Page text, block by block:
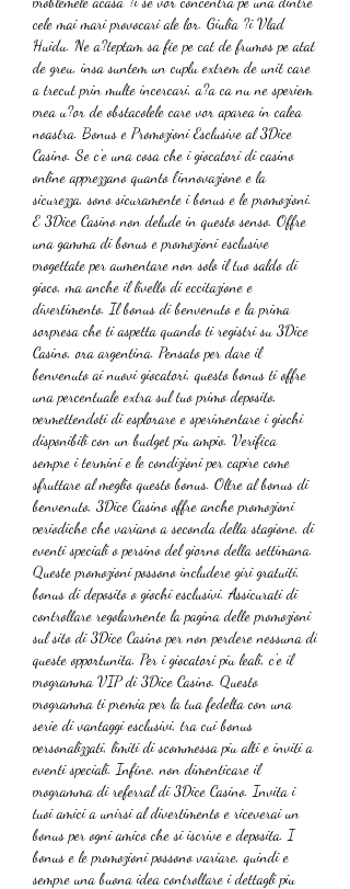
cele mai mari provocari ale lor. Giulia ?i Vlad
Huidu. Ne a?teptam sa fie pe cat de frumos pe atat
de greu, insa suntem un cuplu extrem de unit care
a trecut prin multe incercari, a?a ca nu ne speriem
prea u?or de obstacolele care vor aparea in calea
noastra. Bonus e Promozioni Esclusive al 3Dice
Casino. Se c'e una cosa che i giocatori di casino
online apprezzano quanto l'innovazione e la
sicurezza, sono sicuramente i bonus e le promozioni.
E 3Dice Casino non delude in questo senso. Offre
una gamma di bonus e promozioni esclusive
progettate per aumentare non solo il tuo saldo di
gioco, ma anche il livello di eccitazione e
divertimento. Il bonus di benvenuto e la prima
sorpresa che ti aspetta quando ti registri su 3Dice
Casino, ora argentina. Pensato per dare il
benvenuto ai nuovi giocatori, questo bonus ti offre
una percentuale extra sul tuo primo deposito,
permettendoti di esplorare e sperimentare i giochi
disponibili con un budget piu ampio. Verifica
sempre i termini e le condizioni per capire come
sfruttare al meglio questo bonus. Oltre al bonus di
benvenuto, 3Dice Casino offre anche promozioni
periodiche che variano a seconda della stagione, di
eventi speciali o persino del giorno della settimana.
Queste promozioni possono includere giri gratuiti,
bonus di deposito o giochi esclusivi. Assicurati di
controllare regolarmente la pagina delle promozioni
sul sito di 3Dice Casino per non perdere nessuna di
queste opportunita. Per i giocatori piu leali, c'e il
programma VIP di 3Dice Casino. Questo
programma ti premia per la tua fedelta con una
serie di vantaggi esclusivi, tra cui bonus
personalizzati, limiti di scommessa piu alti e inviti a
eventi speciali. Infine, non dimenticare il
programma di referral di 3Dice Casino. Invita i
tuoi amici a unirsi al divertimento e riceverai un
bonus per ogni amico che si iscrive e deposita. I
bonus e le promozioni possono variare, quindi e
sempre una buona idea controllare i dettagli piu